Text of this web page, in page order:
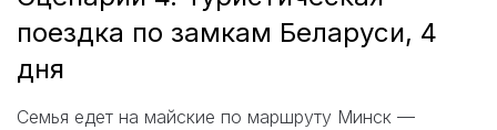
поездка по замкам Беларуси, 4
дня
Семья едет на майские по маршруту Минск —